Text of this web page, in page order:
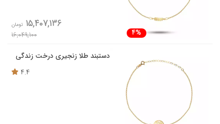
4%
15,407,136 تومان
16,049,100
دستبند طلا زنجیری درخت زندگی
4.4